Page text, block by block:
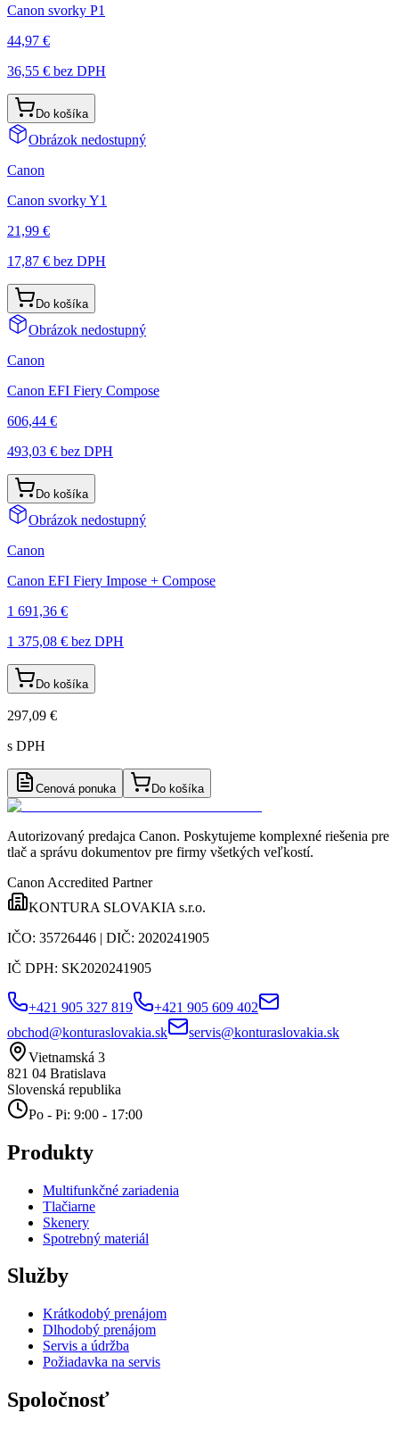
Canon svorky P1
44,97 €
36,55 € bez DPH
Do košíka
Obrázok nedostupný
Canon
Canon svorky Y1
21,99 €
17,87 € bez DPH
Do košíka
Obrázok nedostupný
Canon
Canon EFI Fiery Compose
606,44 €
493,03 € bez DPH
Do košíka
Obrázok nedostupný
Canon
Canon EFI Fiery Impose + Compose
1 691,36 €
1 375,08 € bez DPH
Do košíka
297,09 €
s DPH
Cenová ponuka Do košíka
Autorizovaný predajca Canon. Poskytujeme komplexné riešenia pre
tlač a správu dokumentov pre firmy všetkých veľkostí.
Canon Accredited Partner
KONTURA SLOVAKIA s.r.o.
IČO: 35726446 | DIČ: 2020241905
IČ DPH: SK2020241905
+421 905 327 819
+421 905 609 402
obchod@konturaslovakia.sk
servis@konturaslovakia.sk
Vietnamská 3
821 04 Bratislava
Slovenská republika
Po - Pi: 9:00 - 17:00
Produkty
Multifunkčné zariadenia
Tlačiarne
Skenery
Spotrebný materiál
Služby
Krátkodobý prenájom
Dlhodobý prenájom
Servis a údržba
Požiadavka na servis
Spoločnosť